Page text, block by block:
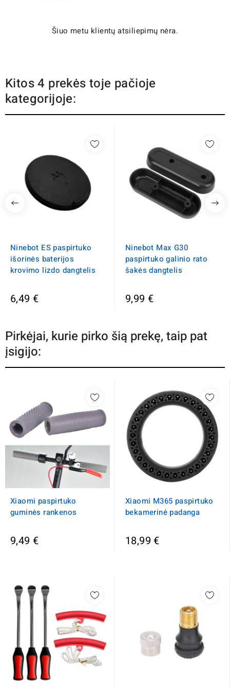
Šiuo metu klientų atsiliepimų nėra.
Kitos 4 prekės toje pačioje
kategorijoje:
Ninebot ES paspirtuko
išorinės baterijos
krovimo lizdo dangtelis
6,49 €
Ninebot Max G30
paspirtuko galinio rato
šakės dangtelis
9,99 €
Pirkėjai, kurie pirko šią prekę, taip pat
įsigijo:
Xiaomi paspirtuko
guminės rankenos
9,49 €
Xiaomi M365 paspirtuko
bekamerinė padanga
18,99 €